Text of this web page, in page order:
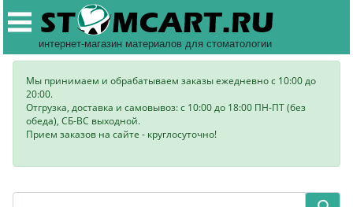
интернет-магазин материалов для стоматологии
Мы принимаем и обрабатываем заказы ежедневно с 10:00 до
20:00.
Отгрузка, доставка и самовывоз: с 10:00 до 18:00 ПН-ПТ (без
обеда), СБ-ВС выходной.
Прием заказов на сайте - круглосуточно!